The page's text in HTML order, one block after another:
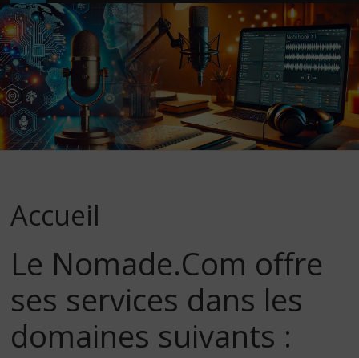
Accueil
Le Nomade.Com offre
ses services dans les
domaines suivants :